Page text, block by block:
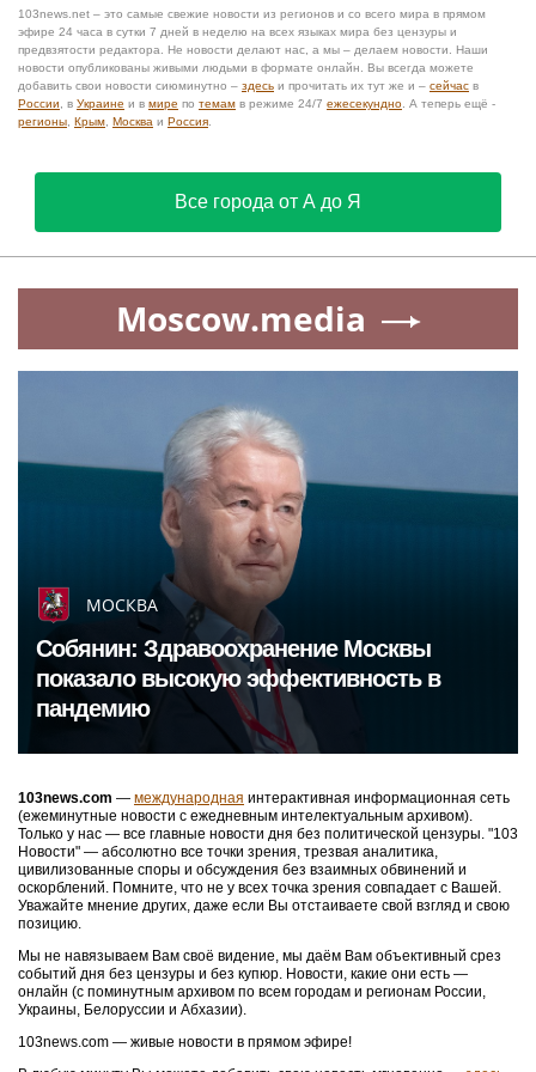
103news.net – это самые свежие новости из регионов и со всего мира в прямом
эфире 24 часа в сутки 7 дней в неделю на всех языках мира без цензуры и
предвзятости редактора. Не новости делают нас, а мы – делаем новости. Наши
новости опубликованы живыми людьми в формате онлайн. Вы всегда можете
добавить свои новости сиюминутно – здесь и прочитать их тут же и – сейчас в
России , в Украине и в мире по темам в режиме 24/7 ежесекундно . А теперь ещё -
регионы Крым Москва и Россия
Все города от А до Я
Moscow.media
МОСКВА
Собянин: Здравоохранение Москвы
показало высокую эффективность в
пандемию
103news.com — международная интерактивная информационная сеть
(ежеминутные новости с ежедневным интелектуальным архивом).
Только у нас — все главные новости дня без политической цензуры. "103
Новости" — абсолютно все точки зрения, трезвая аналитика,
цивилизованные споры и обсуждения без взаимных обвинений и
оскорблений. Помните, что не у всех точка зрения совпадает с Вашей.
Уважайте мнение других, даже если Вы отстаиваете свой взгляд и свою
позицию.
Мы не навязываем Вам своё видение, мы даём Вам объективный срез
событий дня без цензуры и без купюр. Новости, какие они есть —
онлайн (с поминутным архивом по всем городам и регионам России,
Украины, Белоруссии и Абхазии).
103news.com — живые новости в прямом эфире!